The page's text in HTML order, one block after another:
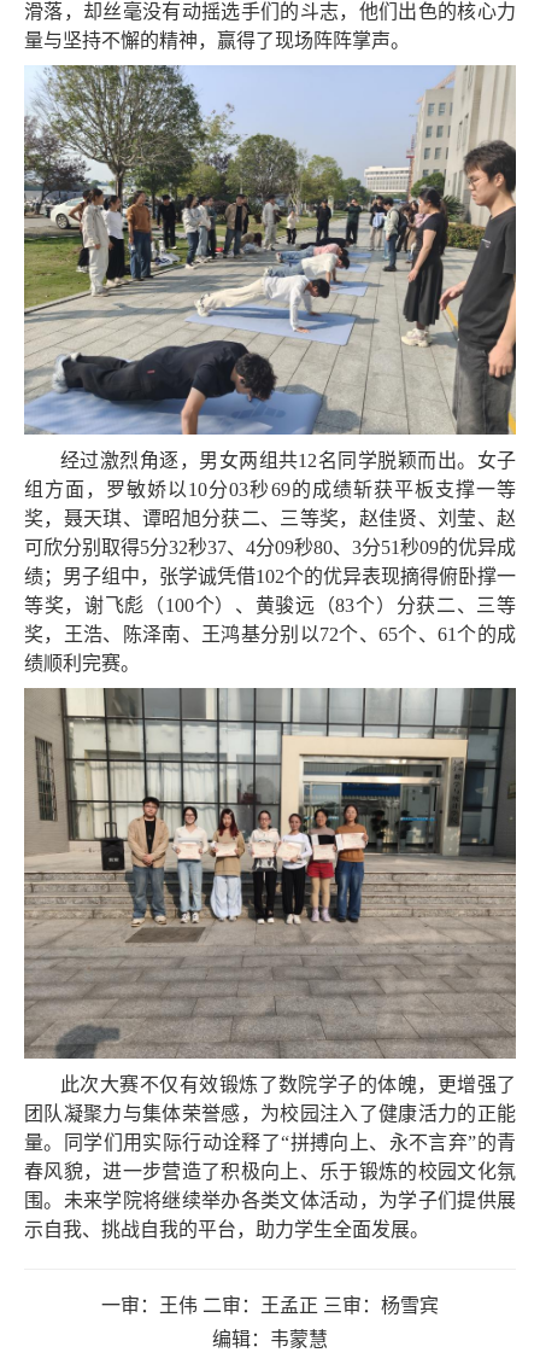
滑落，却丝毫没有动摇选手们的斗志，他们出色的核心力
量与坚持不懈的精神，赢得了现场阵阵掌声。
经过激烈角逐，男女两组共12名同学脱颖而出。女子
组方面，罗敏娇以10分03秒69的成绩斩获平板支撑一等
奖，聂天琪、谭昭旭分获二、三等奖，赵佳贤、刘莹、赵
可欣分别取得5分32秒37、4分09秒80、3分51秒09的优异成
绩；男子组中，张学诚凭借102个的优异表现摘得俯卧撑一
等奖，谢飞彪（100个）、黄骏远（83个）分获二、三等
奖，王浩、陈泽南、王鸿基分别以72个、65个、61个的成
绩顺利完赛。
此次大赛不仅有效锻炼了数院学子的体魄，更增强了
团队凝聚力与集体荣誉感，为校园注入了健康活力的正能
量。同学们用实际行动诠释了“拼搏向上、永不言弃”的青
春风貌，进一步营造了积极向上、乐于锻炼的校园文化氛
围。未来学院将继续举办各类文体活动，为学子们提供展
示自我、挑战自我的平台，助力学生全面发展。
一审：王伟 二审：王孟正 三审：杨雪宾
编辑：韦蒙慧